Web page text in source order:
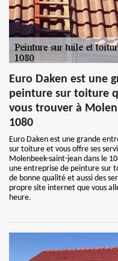
Euro Daken est une
peinture sur toiture
vous trouver à
1080
Euro Daken est une grande
sur toiture et vous offre ses
Molenbeek-saint-jean dans le
une entreprise de peinture sur
de bonne qualité et aussi des
propre site internet que vous
heure.